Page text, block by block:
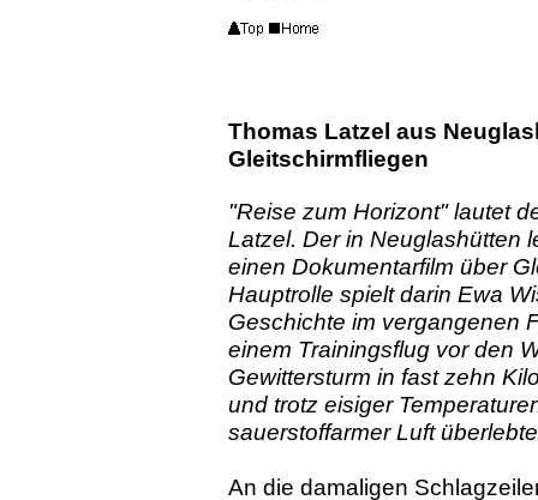
Thomas Latzel aus
Gleitschirmfliegen
"Reise zum Horizont" lautet
Latzel. Der in Neuglashütten
einen Dokumentarfilm über
Hauptrolle spielt darin Ewa
Geschichte im vergangenen
einem Trainingsflug vor den
Gewittersturm in fast zehn
und trotz eisiger
sauerstoffarmer Luft
An die damaligen